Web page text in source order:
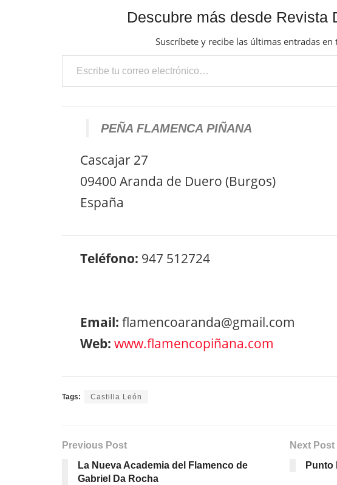
Descubre más desde Revista
Suscríbete y recibe las últimas entradas
Escribe tu correo electrónico…
PEÑA FLAMENCA PIÑANA
Cascajar 27
09400 Aranda de Duero (Burgos)
España
Teléfono: 947 512724
Email: flamencoaranda@gmail.com
Web: www.flamencopiñana.com
Tags: Castilla León
Previous Post
La Nueva Academia del Flamenco de
Gabriel Da Rocha
Next Post
Punto